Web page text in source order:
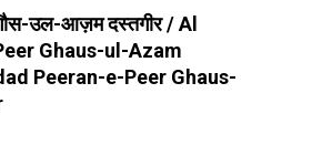
उल-आज़म दस्तगीर / Al
Ghaus-ul-Azam
Peeran-e-Peer Ghaus-